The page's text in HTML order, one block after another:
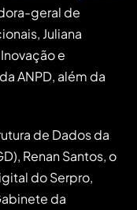
geral de
Juliana
e
ANPD, além da
de Dados da
Renan Santos, o
do Serpro,
da